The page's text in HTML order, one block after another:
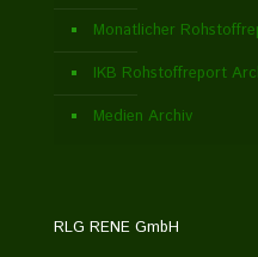
Monatlicher
IKB Rohstoffreport
Medien Archiv
RLG RENE GmbH